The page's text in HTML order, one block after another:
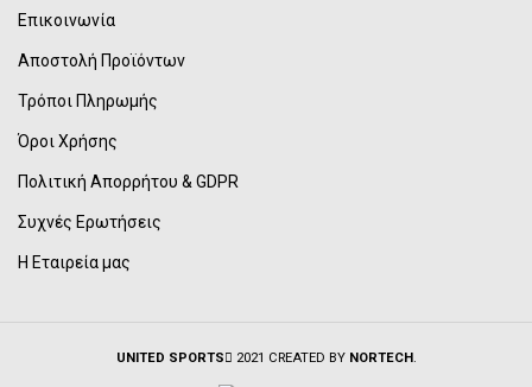
Επικοινωνία
Αποστολή Προϊόντων
Τρόποι Πληρωμής
Όροι Χρήσης
Πολιτική Απορρήτου & GDPR
Συχνές Ερωτήσεις
Η Εταιρεία μας
UNITED SPORTS 2021 CREATED BY NORTECH.